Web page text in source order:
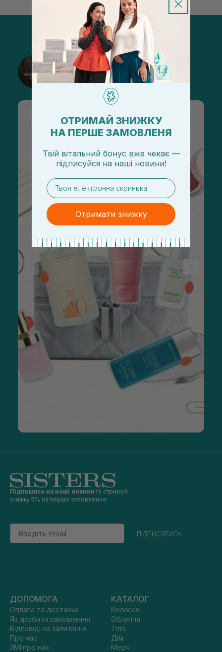
@sisters_stelmakh в Instagram
Підписатися
Підпишись на наші новини та отримуй
знижку 5% на перше замовлення
Email
підписатись
ДОПОМОГА
Оплата та доставка
Як зробити замовлення
Відповіді на запитання
Про нас
ЗМІ про нас
КАТАЛОГ
Волосся
Обличчя
Тіло
Дім
Мерч
ОТРИМАЙ ЗНИЖКУ
НА ПЕРШЕ ЗАМОВЛЕНЯ
Твій вітальний бонус вже чекає —
підписуйся на наші новини!
email
Отримати знижку